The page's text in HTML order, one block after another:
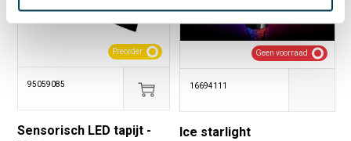
95059085
Preorder
Sensorisch LED tapijt -
16694111
Geen voorraad
Ice starlight